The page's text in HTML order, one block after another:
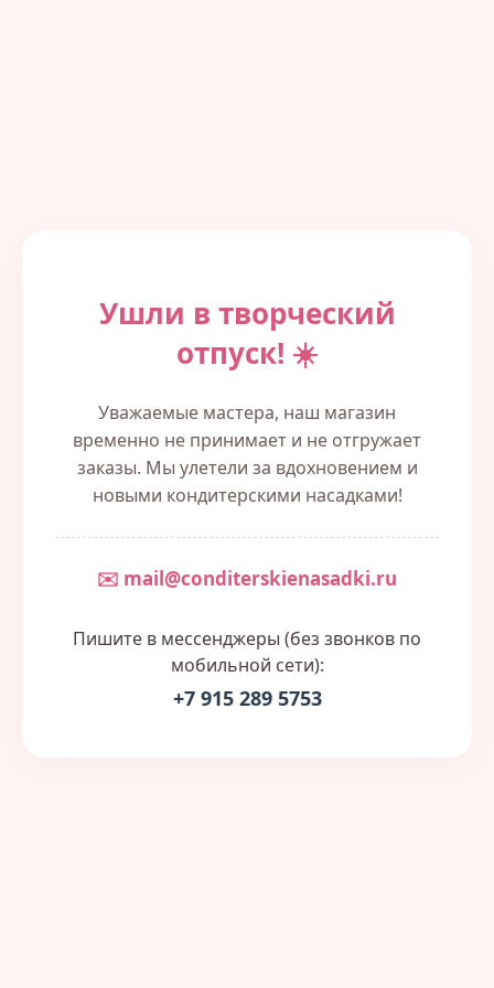
Ушли в творческий
отпуск! ☀️
Уважаемые мастера, наш магазин
временно не принимает и не отгружает
заказы. Мы улетели за вдохновением и
новыми кондитерскими насадками!
✉️ mail@conditerskienasadki.ru
Пишите в мессенджеры (без звонков по
мобильной сети):
+7 915 289 5753